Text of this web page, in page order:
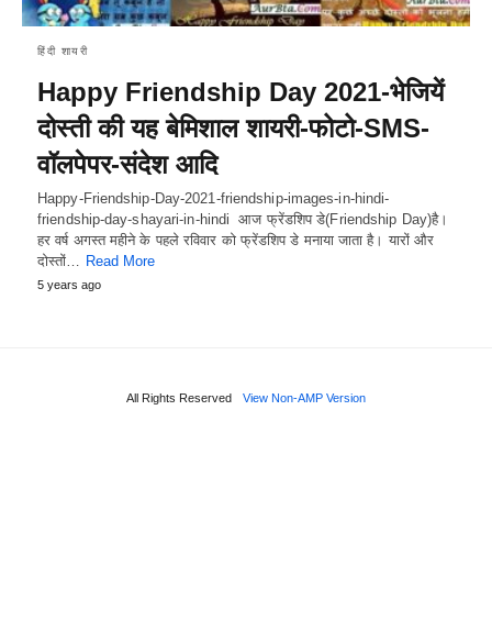
हिंदी शायरी
Happy Friendship Day 2021-भेजियें
दोस्ती की यह बेमिशाल शायरी-फोटो-SMS-
वॉलपेपर-संदेश आदि
Happy-Friendship-Day-2021-friendship-images-in-hindi-
friendship-day-shayari-in-hindi आज फ्रेंडशिप डे(Friendship Day)है।
हर वर्ष अगस्त महीने के पहले रविवार को फ्रेंडशिप डे मनाया जाता है। यारों और
दोस्तों… Read More
5 years ago
All Rights Reserved View Non-AMP Version